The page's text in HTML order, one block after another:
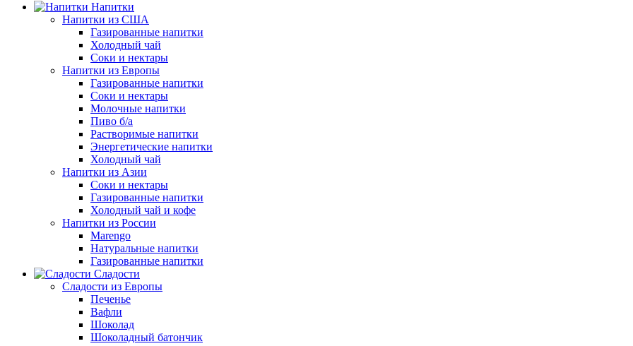
Напитки
Напитки из США
Газированные напитки
Холодный чай
Соки и нектары
Напитки из Европы
Газированные напитки
Соки и нектары
Молочные напитки
Пиво б/а
Растворимые напитки
Энергетические напитки
Холодный чай
Напитки из Азии
Соки и нектары
Газированные напитки
Холодный чай и кофе
Напитки из России
Marengo
Натуральные напитки
Газированные напитки
Сладости
Сладости из Европы
Печенье
Вафли
Шоколад
Шоколадный батончик